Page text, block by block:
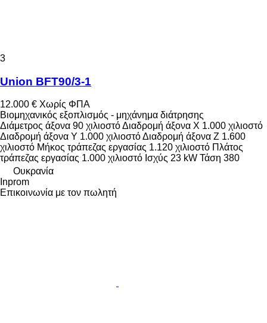
3
Union BFT90/3-1
12.000 € Χωρίς ΦΠΑ
Βιομηχανικός εξοπλισμός - μηχάνημα διάτρησης
Διάμετρος άξονα 90 χιλιοστόΔιαδρομή άξονα X 1.000 χιλιοστό
Διαδρομή άξονα Y 1.000 χιλιοστόΔιαδρομή άξονα Z 1.600
χιλιοστό Μήκος τράπεζας εργασίας 1.120 χιλιοστό Πλάτος
τράπεζας εργασίας 1.000 χιλιοστό Ισχύς 23 kW Τάση 380
Ουκρανία
Inprom
Επικοινωνία με τον πωλητή